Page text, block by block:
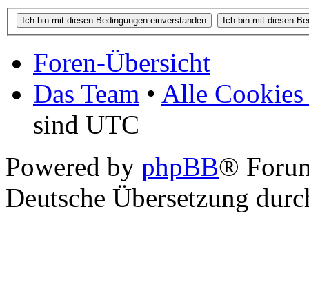
Foren-Übersicht
Das Team • Alle Cookies
sind UTC
Powered by phpBB®
Deutsche Übersetzung